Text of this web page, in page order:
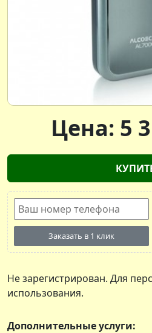
Цена: 5
Заказать в 1 клик
Не зарегистрирован. Для
использования.
Дополнительные услуги: